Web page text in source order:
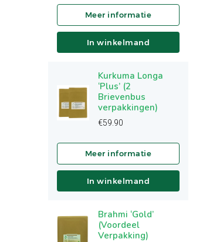
In winkelmand
Kurkuma Longa
‘Plus’ (2
Brievenbus
verpakkingen)
€59.90
In winkelmand
Brahmi ‘Gold’
(Voordeel
Verpakking)